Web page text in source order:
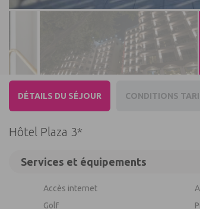
DÉTAILS DU SÉJOUR CONDITIONS
Hôtel Plaza 3*
Services et équipements
Accès internet
Golf